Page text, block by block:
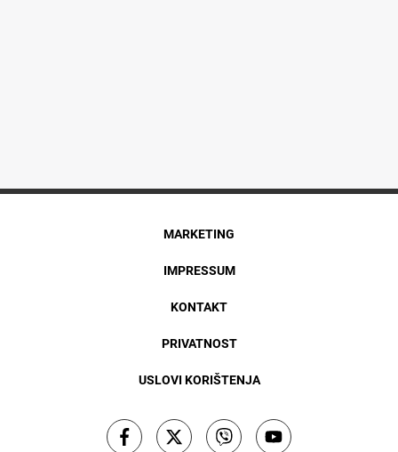
MARKETING
IMPRESSUM
KONTAKT
PRIVATNOST
USLOVI KORIŠTENJA